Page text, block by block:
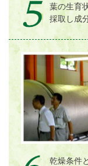
葉の生育
採取し成
乾燥条件